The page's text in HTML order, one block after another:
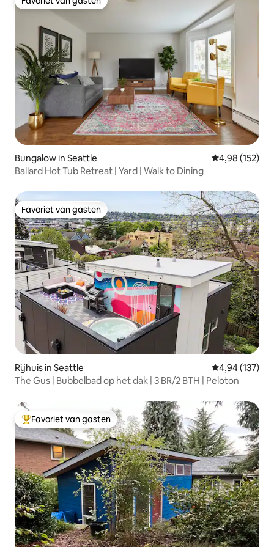
Favoriet van gasten
Bungalow in Seattle Gemiddelde
4,98 (152)
Ballard Hot Tub Retreat | Yard | Walk to Dining
Favoriet van gasten
Favoriet van gasten
Rijhuis in Seattle Gemiddelde
4,94 (137)
The Gus | Bubbelbad op het dak | 3 BR/2 BTH | Peloton
Topfavoriet van gasten
Favoriet van gasten